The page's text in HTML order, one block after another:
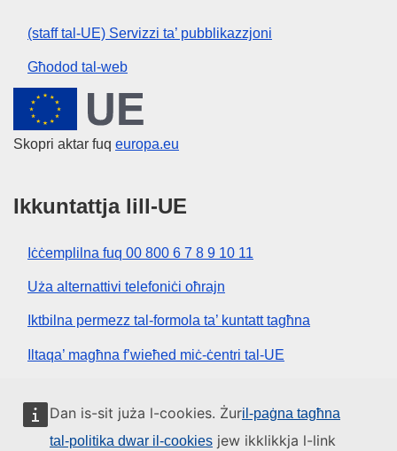
Dan is-sit juża l-cookies. Żuril-paġna tagħna
tal-politika dwar il-cookies jew ikklikkja l-link
(staff tal-UE) Servizzi ta’ pubblikazzjoni
Għodod tal-web
Unjoni Ewropea
Skopri aktar fuq europa.eu
Ikkuntattja lill-UE
Iċċemplilna fuq 00 800 6 7 8 9 10 11
Uża alternattivi telefoniċi oħrajn
Iktbilna permezz tal-formola ta’ kuntatt tagħna
Iltaqa’ magħna f’wieħed miċ-ċentri tal-UE
Media soċjali